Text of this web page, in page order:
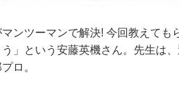
ンツーマンで解決! 今回教えても
」という安藤英機さん。先生は
ロ。